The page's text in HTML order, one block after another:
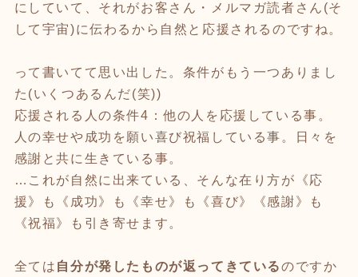
にしていて、それがお客さん・メルマガ読者さん(そ
して宇宙)に伝わるから自然と応援されるのですね。
って書いてて思い出した。条件がもう一つありまし
た(いくつあるんだ(笑))
応援される人の条件4：他の人を応援している事。
人の幸せや成功を願い喜び祝福している事。日々を
感謝と共に生きている事。
…これが自然に出来ている、そんな在り方が《応
援》も《成功》も《幸せ》も《喜び》《感謝》も
《祝福》も引き寄せます。
全ては 自分が発したものが返ってきているのですか